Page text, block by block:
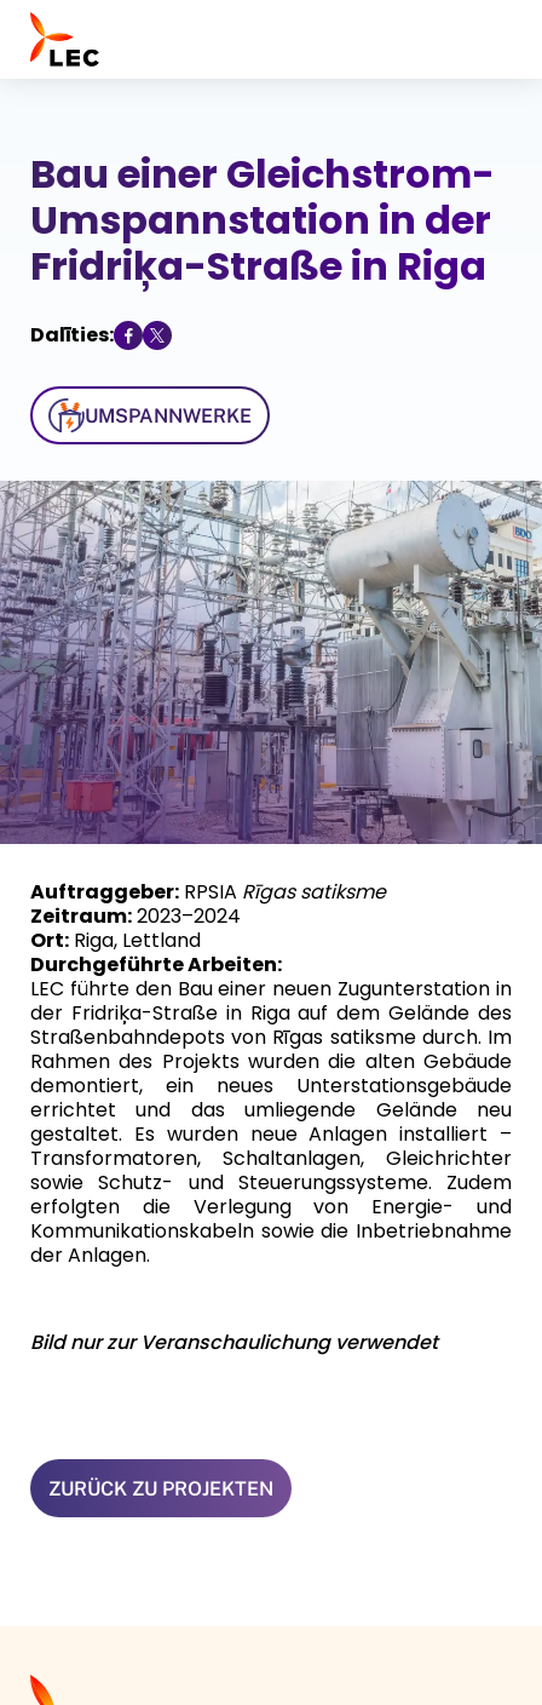
Über uns
Unternehmensstruktur
LEC-Nachhaltigkeitsinitiativen
Telekommunikation
Energie
Bau einer Gleichstrom-
Umspannstation in der
Fridriķa-Straße in Riga
Dalīties:
UMSPANNWERKE
Auftraggeber: RPSIA Rīgas satiksme
Zeitraum:2023–2024
Ort: Riga, Lettland
Durchgeführte Arbeiten:
LEC führte den Bau einer neuen Zugunterstation in
der Fridriķa-Straße in Riga auf dem Gelände des
Straßenbahndepots von Rīgas satiksme durch. Im
Rahmen des Projekts wurden die alten Gebäude
demontiert, ein neues Unterstationsgebäude
errichtet und das umliegende Gelände neu
gestaltet. Es wurden neue Anlagen installiert –
Transformatoren, Schaltanlagen, Gleichrichter
sowie Schutz- und Steuerungssysteme. Zudem
erfolgten die Verlegung von Energie- und
Kommunikationskabeln sowie die Inbetriebnahme
der Anlagen.
Bild nur zur Veranschaulichung verwendet
ZURÜCK ZU PROJEKTEN